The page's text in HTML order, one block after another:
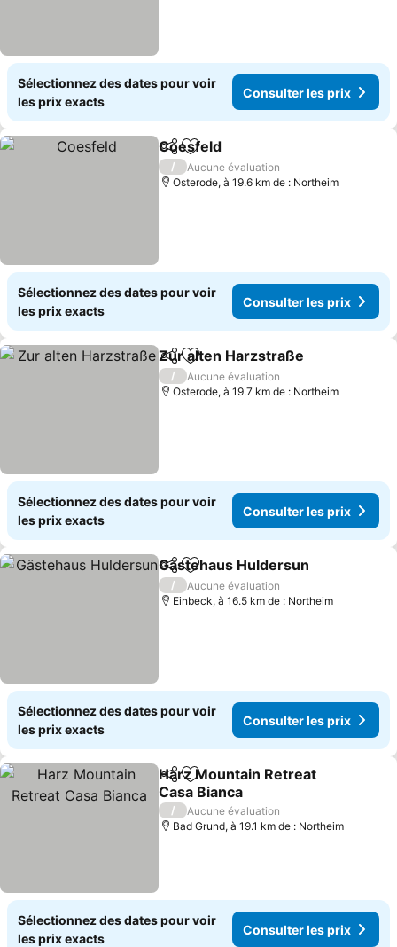
Sélectionnez des dates pour voir
les prix exacts
Consulter les prix
PartagerAjouter à mes favoris
Coesfeld
/
Aucune évaluation
Osterode, à 19.6 km de : Northeim
Sélectionnez des dates pour voir
les prix exacts
Consulter les prix
PartagerAjouter à mes favoris
Zur alten Harzstraße
/
Aucune évaluation
Osterode, à 19.7 km de : Northeim
Sélectionnez des dates pour voir
les prix exacts
Consulter les prix
PartagerAjouter à mes favoris
Gästehaus Huldersun
/
Aucune évaluation
Einbeck, à 16.5 km de : Northeim
Sélectionnez des dates pour voir
les prix exacts
Consulter les prix
PartagerAjouter à mes favoris
Harz Mountain Retreat
Casa Bianca
/
Aucune évaluation
Bad Grund, à 19.1 km de : Northeim
Sélectionnez des dates pour voir
les prix exacts
Consulter les prix